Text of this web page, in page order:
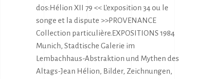
dos:Hélion XII 79 << L'exposition 34 ou le
songe et la dispute >>PROVENANCE
Collection particulière.EXPOSITIONS 1984
Munich, Stadtische Galerie im
Lembachhaus-Abstraktion und Mythen des
Altags-Jean Hélion, Bilder, Zeichnungen,